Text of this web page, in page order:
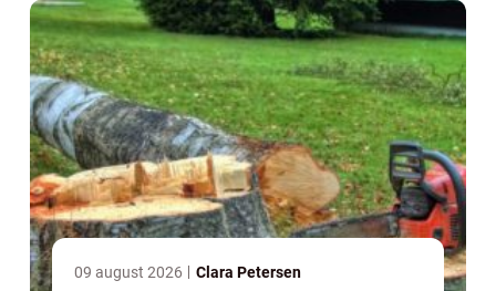
09 august 2026 Clara Petersen